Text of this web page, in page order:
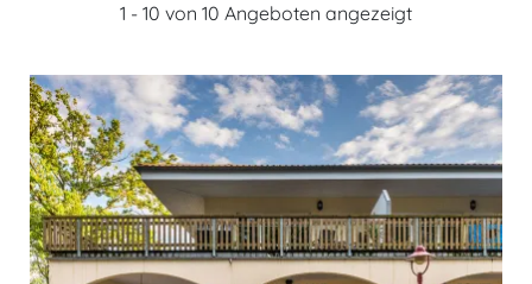
1 - 10 von 10 Angeboten angezeigt